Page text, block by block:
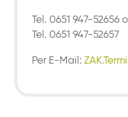
Tel. 0651 947-52656
Tel. 0651 947-52657
Per E-Mail: